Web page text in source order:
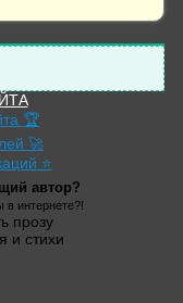
🏆
🚀
⭐
автор?
в интернете?!
прозу
и стихи